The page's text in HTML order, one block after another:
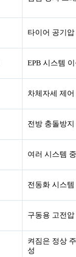
타이어 공기
EPB 시스템
차체자세 제
전방 충돌방
여러 시스템
전동화 시스
구동용 고전
켜짐은 정상
성